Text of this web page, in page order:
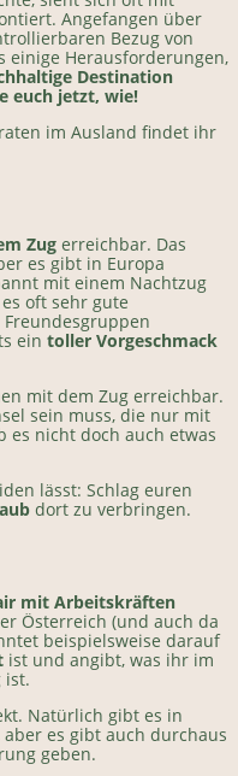
Angefangen über
Bezug von
einige Herausforderungen,
Destination
euch jetzt, wie!
im Ausland findet ihr
Zug erreichbar. Das
es gibt in Europa
mit einem Nachtzug
oft sehr gute
ein toller Vorgeschmack
mit dem Zug erreichbar.
sein muss, die nur mit
es nicht doch auch etwas
lässt: Schlag euren
dort zu verbringen.
mit Arbeitskräften
Österreich (und auch da
beispielsweise darauf
ist und angibt, was ihr im
ist.
Natürlich gibt es in
es gibt auch durchaus
geben.